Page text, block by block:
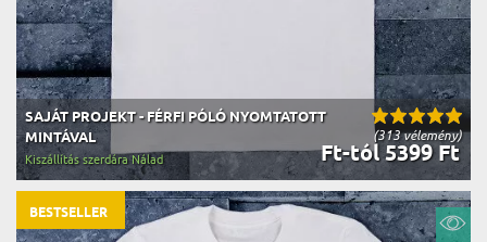
(313 vélemény)
SAJÁT PROJEKT - FÉRFI PÓLÓ NYOMTATOTT
MINTÁVAL
Ft-tól 5399 Ft
Kiszállítás szerdára Nálad
BESTSELLER